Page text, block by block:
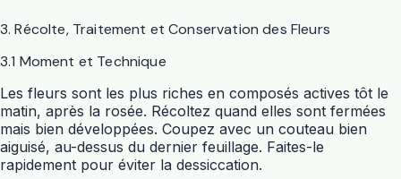
3. Récolte, Traitement et Conservation des Fleurs
3.1 Moment et Technique
Les fleurs sont les plus riches en composés actives tôt le
matin, après la rosée. Récoltez quand elles sont fermées
mais bien développées. Coupez avec un couteau bien
aiguisé, au-dessus du dernier feuillage. Faites-le
rapidement pour éviter la dessiccation.